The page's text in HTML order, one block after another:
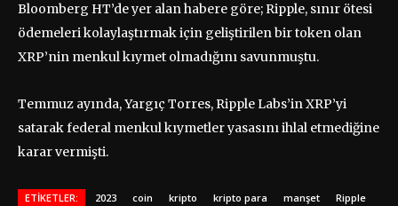
Bloomberg HT’de yer alan habere göre; Ripple, sınır ötesi
ödemeleri kolaylaştırmak için geliştirilen bir token olan
XRP’nin menkul kıymet olmadığını savunmuştu.
Temmuz ayında, Yargıç Torres, Ripple Labs’in XRP’yi
satarak federal menkul kıymetler yasasını ihlal etmediğine
karar vermişti.
ETIKETLER: 2023 coin kripto kripto para manşet
Ripple